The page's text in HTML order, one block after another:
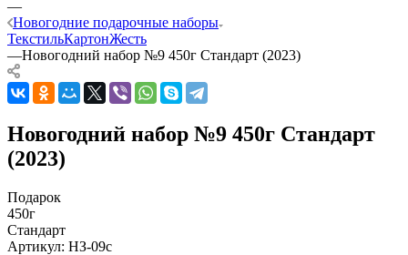
—
Новогодние подарочные наборы
ТекстильКартонЖесть
—Новогодний набор №9 450г Стандарт (2023)
Новогодний набор №9 450г Стандарт
(2023)
Подарок
450г
Стандарт
Артикул: НЗ-09с